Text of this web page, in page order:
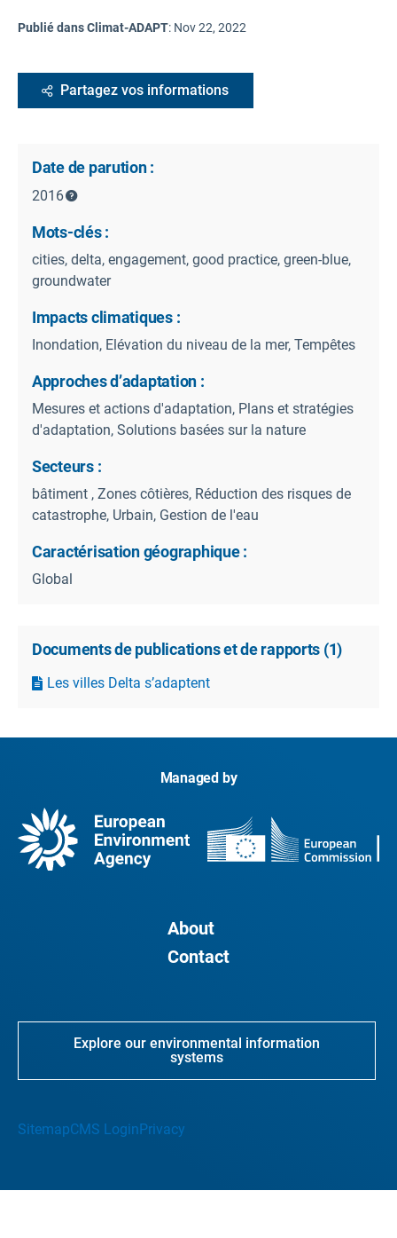
Publié dans Climat-ADAPT: Nov 22, 2022
Partagez vos informations
Date de parution :
2016
Mots-clés :
cities, delta, engagement, good practice, green-blue,
groundwater
Impacts climatiques :
Inondation, Elévation du niveau de la mer, Tempêtes
Approches d’adaptation :
Mesures et actions d'adaptation, Plans et stratégies
d'adaptation, Solutions basées sur la nature
Secteurs :
bâtiment , Zones côtières, Réduction des risques de
catastrophe, Urbain, Gestion de l'eau
Caractérisation géographique :
Global
Documents de publications et de rapports (1)
Les villes Delta s’adaptent
Managed by
About
Contact
Explore our environmental information
systems
SitemapCMS LoginPrivacy